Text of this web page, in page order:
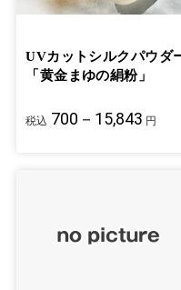
UVカットシルクパウダ
「黄金まゆの絹粉」
税込 700－15,843 円